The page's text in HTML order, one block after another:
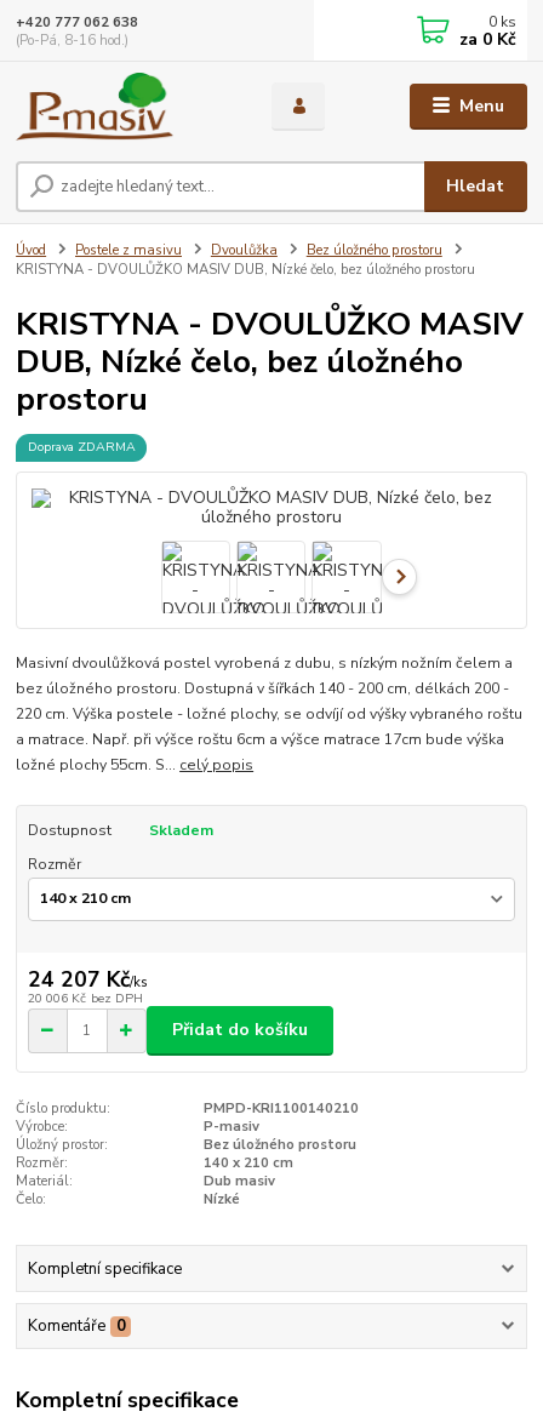
Menu
Hledat
+420 777 062 638
(Po-Pá, 8-16 hod.)
0 ks
za 0 Kč
Úvod Postele z masivu Dvoulůžka
Bez úložného prostoru
KRISTYNA - DVOULŮŽKO MASIV DUB, Nízké čelo, bez úložného prostoru
KRISTYNA - DVOULŮŽKO MASIV
DUB, Nízké čelo, bez úložného
prostoru
Doprava ZDARMA
Masivní dvoulůžková postel vyrobená z dubu, s nízkým nožním čelem a
bez úložného prostoru. Dostupná v šířkách 140 - 200 cm, délkách 200 -
220 cm. Výška postele - ložné plochy, se odvíjí od výšky vybraného roštu
a matrace. Např. při výšce roštu 6cm a výšce matrace 17cm bude výška
ložné plochy 55cm. S... celý popis
Dostupnost
Skladem
Rozměr
24 207 Kč/ks
20 006 Kč bez DPH
Přidat do košíku
Číslo produktu:
PMPD-KRI1100140210
Výrobce:
P-masiv
Úložný prostor:
Bez úložného prostoru
Rozměr:
140 x 210 cm
Materiál:
Dub masiv
Čelo:
Nízké
Kompletní specifikace
Komentáře 0
Kompletní specifikace